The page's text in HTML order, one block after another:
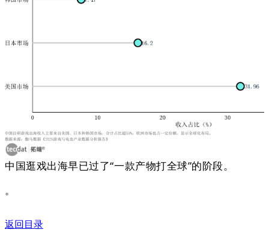
中国逛戏出海早已过了“一款产物打全球”的阶段。
。
返回目录